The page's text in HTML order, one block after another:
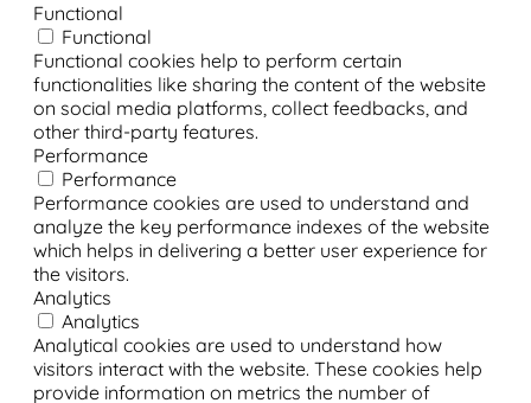
Functional
Functional
Functional cookies help to perform certain
functionalities like sharing the content of the website
on social media platforms, collect feedbacks, and
other third-party features.
Performance
Performance
Performance cookies are used to understand and
analyze the key performance indexes of the website
which helps in delivering a better user experience for
the visitors.
Analytics
Analytics
Analytical cookies are used to understand how
visitors interact with the website. These cookies help
provide information on metrics the number of